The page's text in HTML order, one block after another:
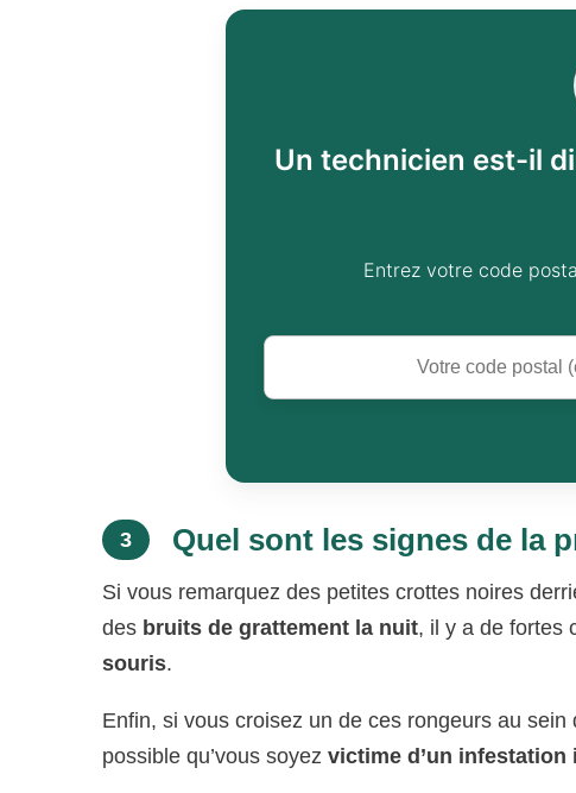
Un technicien est-il
Entrez votre code
3 Quel sont les signes de la
Si vous remarquez des petites crottes noires
des bruits de grattement la nuit, il y a de fortes
souris.
Enfin, si vous croisez un de ces rongeurs au
possible qu’vous soyezvictime d’un